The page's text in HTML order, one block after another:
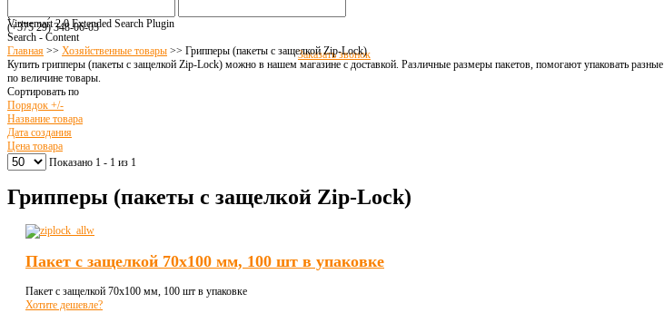
(+375 17) 516-94-82
(+375 29)348-06-03
Заказать звонок
Virtuemart 2.0 Extended Search Plugin
Search - Content
Главная >> Хозяйственные товары >> Грипперы (пакеты с защелкой Zip-Lock)
Купить грипперы (пакеты с защелкой Zip-Lock) можно в нашем магазине с доставкой. Различные размеры пакетов, помогают упаковать разные
по величине товары.
Сортировать по
Порядок +/-
Название товара
Дата создания
Цена товара
Показано 1 - 1 из 1
Грипперы (пакеты с защелкой Zip-Lock)
Пакет с защелкой 70х100 мм, 100 шт в упаковке
Пакет с защелкой 70х100 мм, 100 шт в упаковке
Хотите дешевле?